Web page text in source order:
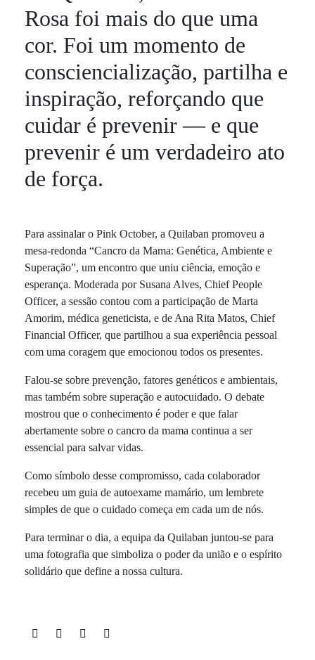
Rosa foi mais do que uma
cor. Foi um momento de
consciencialização, partilha e
inspiração, reforçando que
cuidar é prevenir — e que
prevenir é um verdadeiro ato
de força.
Para assinalar o Pink October, a Quilaban promoveu a
mesa-redonda “Cancro da Mama: Genética, Ambiente e
Superação”, um encontro que uniu ciência, emoção e
esperança. Moderada por Susana Alves, Chief People
Officer, a sessão contou com a participação de Marta
Amorim, médica geneticista, e de Ana Rita Matos, Chief
Financial Officer, que partilhou a sua experiência pessoal
com uma coragem que emocionou todos os presentes.
Falou-se sobre prevenção, fatores genéticos e ambientais,
mas também sobre superação e autocuidado. O debate
mostrou que o conhecimento é poder e que falar
abertamente sobre o cancro da mama continua a ser
essencial para salvar vidas.
Como símbolo desse compromisso, cada colaborador
recebeu um guia de autoexame mamário, um lembrete
simples de que o cuidado começa em cada um de nós.
Para terminar o dia, a equipa da Quilaban juntou-se para
uma fotografia que simboliza o poder da união e o espírito
solidário que define a nossa cultura.